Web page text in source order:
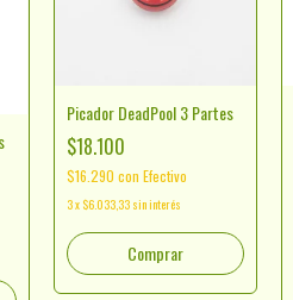
Picador DeadPool 3 Partes
$18.100
$16.290 con Efectivo
3x $6.033,33 sin interés